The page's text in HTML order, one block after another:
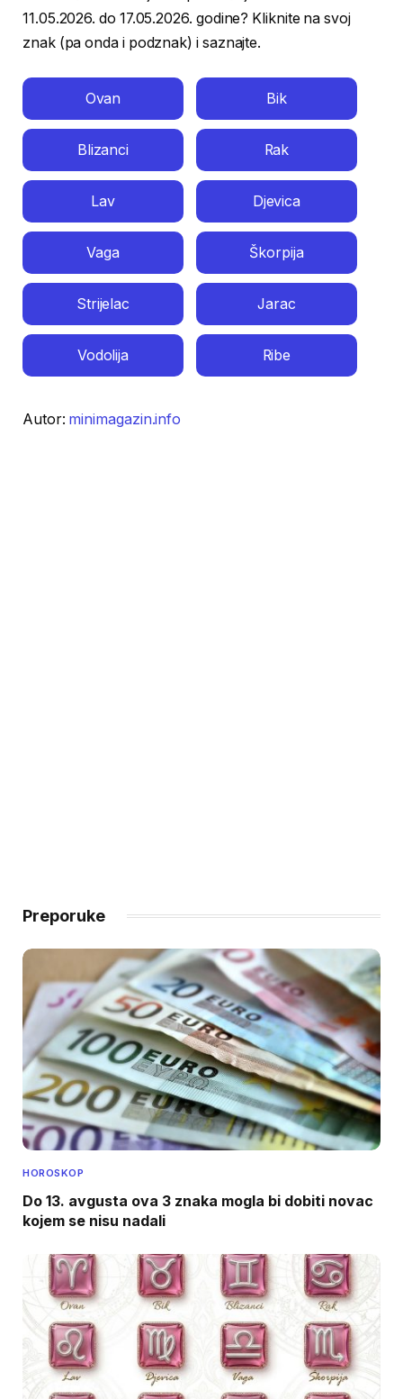
11.05.2026. do 17.05.2026. godine? Kliknite na svoj
znak (pa onda i podznak) i saznajte.
Ovan Bik
Blizanci Rak
Lav Djevica
Vaga Škorpija
Strijelac Jarac
Vodolija Ribe
Autor: minimagazin.info
Preporuke
HOROSKOP
Do 13. avgusta ova 3 znaka mogla bi dobiti novac
kojem se nisu nadali